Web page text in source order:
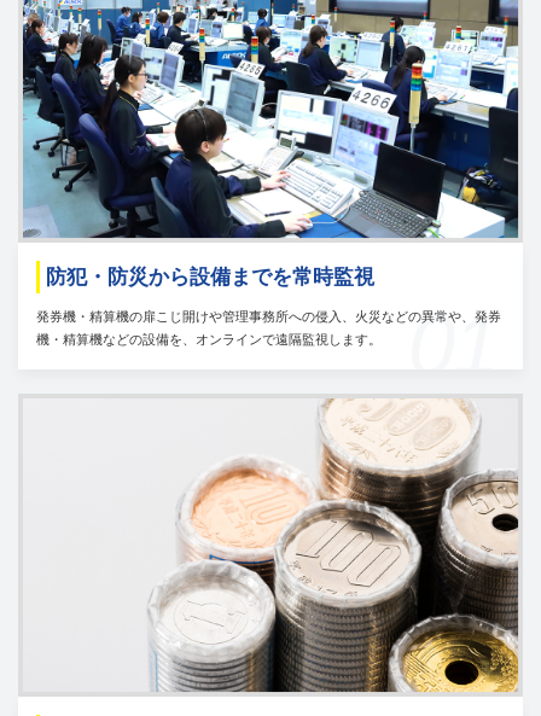
01
防犯・防災から設備までを常時監視
発券機・精算機の扉こじ開けや管理事務所への侵入、火災などの異常や、発券
機・精算機などの設備を、オンラインで遠隔監視します。